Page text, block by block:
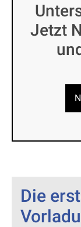
Jetzt
Die